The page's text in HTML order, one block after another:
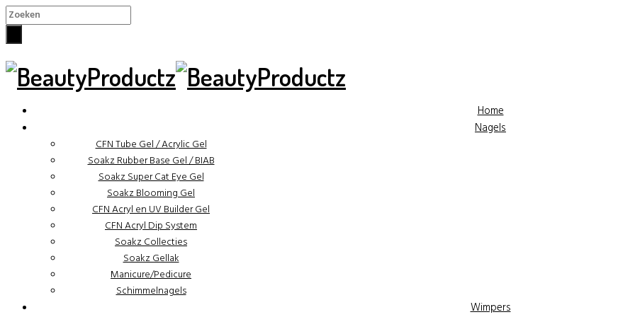
Home
Nagels
CFN Tube Gel / Acrylic Gel
Soakz Rubber Base Gel / BIAB
Soakz Super Cat Eye Gel
Soakz Blooming Gel
CFN Acryl en UV Builder Gel
CFN Acryl Dip System
Soakz Collecties
Soakz Gellak
Manicure/Pedicure
Schimmelnagels
Wimpers